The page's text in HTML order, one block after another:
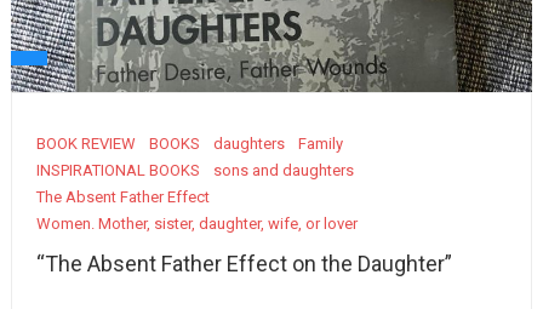
BOOK REVIEW BOOKS daughters
Family
INSPIRATIONAL BOOKS
sons and daughters
The Absent Father Effect
Women. Mother, sister, daughter, wife, or lover
“The Absent Father Effect on the Daughter”